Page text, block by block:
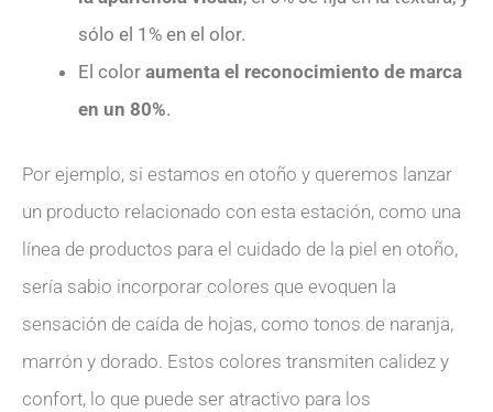
sólo el 1% en el olor.
El color aumenta el reconocimiento de marca
en un 80%.
Por ejemplo, si estamos en otoño y queremos lanzar
un producto relacionado con esta estación, como una
línea de productos para el cuidado de la piel en otoño,
sería sabio incorporar colores que evoquen la
sensación de caída de hojas, como tonos de naranja,
marrón y dorado. Estos colores transmiten calidez y
confort, lo que puede ser atractivo para los